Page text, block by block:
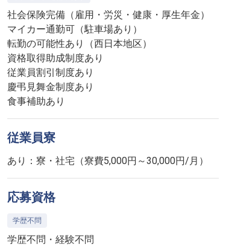
社会保険完備（雇用・労災・健康・厚生年金）
マイカー通勤可（駐車場あり）
転勤の可能性あり（西日本地区）
資格取得助成制度あり
従業員割引制度あり
慶弔見舞金制度あり
食事補助あり
従業員寮
あり：寮・社宅（寮費5,000円～30,000円/月）
応募資格
学歴不問
学歴不問・経験不問